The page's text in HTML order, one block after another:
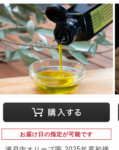
お届け日の指定が可能です